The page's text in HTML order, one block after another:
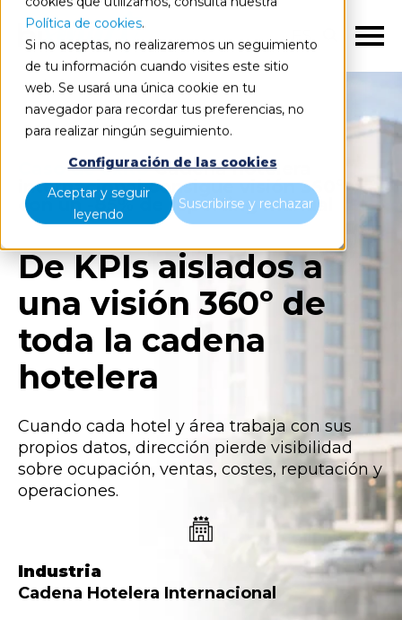
Política de cookies.
Si no aceptas, no realizaremos un seguimiento
de tu información cuando visites este sitio
web. Se usará una única cookie en tu
navegador para recordar tus preferencias, no
para realizar ningún seguimiento.
Configuración de las cookies
Aceptar y seguir
leyendo
Suscribirse y rechazar
ES
Caso de éxitoCadena hotelera
internacional consigue visión 360º
con un -85% de reporting manual
De KPIs aislados a
una visión 360º de
toda la cadena
hotelera
Cuando cada hotel y área trabaja con sus
propios datos, dirección pierde visibilidad
sobre ocupación, ventas, costes, reputación y
operaciones.
Industria
Cadena Hotelera Internacional